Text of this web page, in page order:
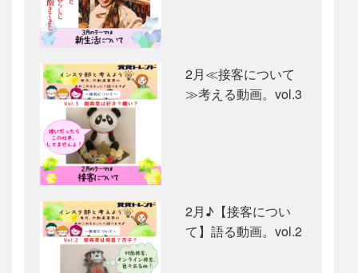
2月≪接客について
≫考える動画。vol.3
2月♪【接客につい
て】語る動画。vol.2